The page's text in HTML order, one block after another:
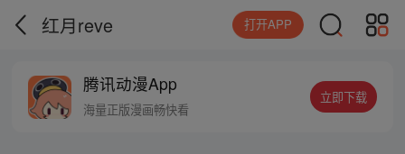
红月reve 打开APP
腾讯动漫App
海量正版漫画畅快看
立即下载